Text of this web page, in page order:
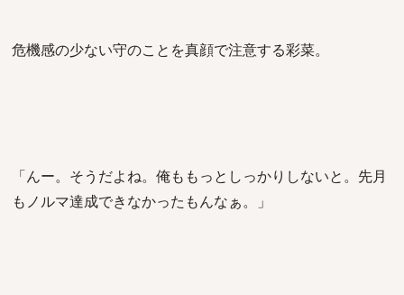
危機感の少ない守のことを真顔で注意する彩菜。
「んー。そうだよね。俺ももっとしっかりしないと。先月
もノルマ達成できなかったもんなぁ。」